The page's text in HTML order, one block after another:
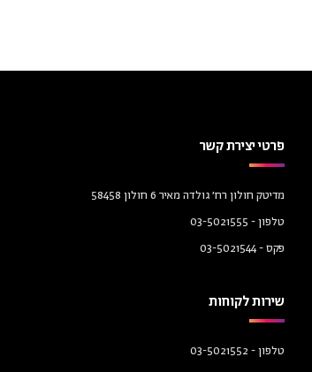
פרטי יצירת קשר
מדיטק חולון רח׳ גולדה מאיר 6 חולון 58458
טלפון - 03-5021555
פקס -03-5021544
שירות לקוחות
טלפון - 03-5021552